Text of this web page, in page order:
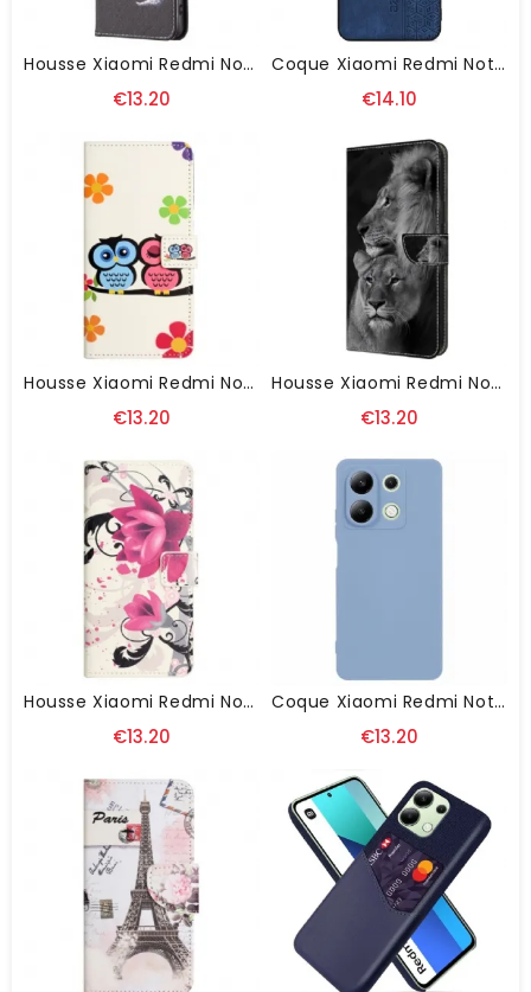
Housse Xiaomi Redmi Note 13 4G Ours Dangereux
€13.20
Coque Xiaomi Redmi Note 13 4G AZNS
€14.10
Housse Xiaomi Redmi Note 13 4G Couple De Hiboux
€13.20
Housse Xiaomi Redmi Note 13 4G Couple De Lions
€13.20
Housse Xiaomi Redmi Note 13 4G Lotus
€13.20
Coque Xiaomi Redmi Note 13 4G Silicone Flexible
€13.20